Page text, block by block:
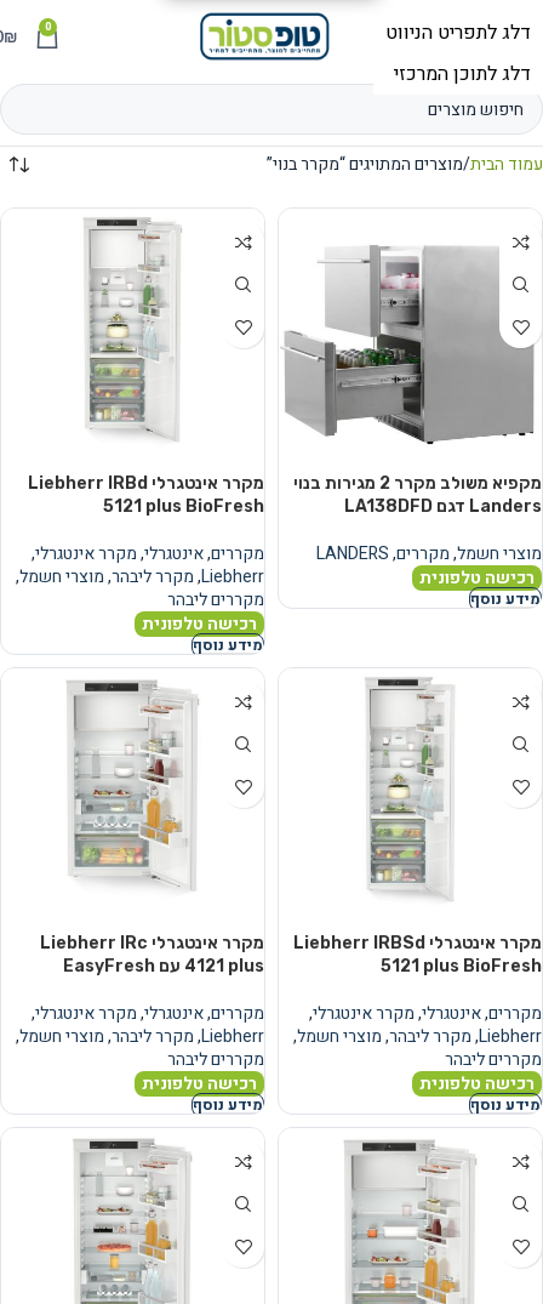
תפריט 0
₪
עמוד הבית מוצרים המתויגים “מקרר בנוי”
מקפיא משולב מקרר 2 מגירות בנוי
Landers דגם LA138DFD
מוצרי חשמל,מקררים,
LANDERS
רכישה טלפונית
מידע נוסף
מקרר אינטגרלי Liebherr IRBd
5121 plus BioFresh
מקררים,אינטגרלי,מקרר אינטגרלי,
Liebherr
,מקרר ליבהר,מוצרי חשמל,
מקררים ליבהר
רכישה טלפונית
מידע נוסף
מקרר אינטגרלי Liebherr IRBSd
5121 plus BioFresh
מקררים,אינטגרלי,מקרר אינטגרלי,
Liebherr
,מקרר ליבהר,מוצרי חשמל,
מקררים ליבהר
רכישה טלפונית
מידע נוסף
מקרר אינטגרלי Liebherr IRc
4121 plus עם EasyFresh
מקררים,אינטגרלי,מקרר אינטגרלי,
Liebherr
,מקרר ליבהר,מוצרי חשמל,
מקררים ליבהר
רכישה טלפונית
מידע נוסף